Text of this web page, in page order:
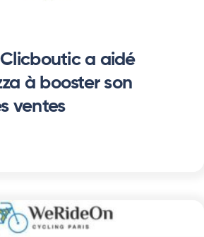
a aidé
à booster son
ventes